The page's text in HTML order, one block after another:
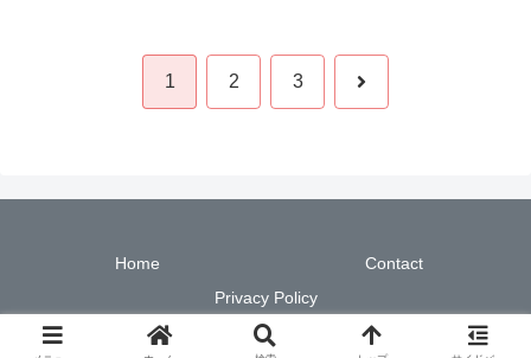
1 2 3 次
Home
Contact
Privacy Policy
© 2022 現場で使える！PowerShell実践ガイド.